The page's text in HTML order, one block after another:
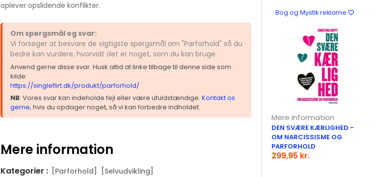
oplever opslidende konflikter.
Om spørgsmål og svar:
Vi forsøger at besvare de vigtigste spørgsmål om "Parforhold" så du
bedre kan vurdere, hvorvidt det er noget, som du kan bruge.
Anvend gerne disse svar. Husk altid at linke tilbage til denne side som
kilde:
https://singleflirt.dk/produkt/parforhold/
NB: Vores svar kan indeholde fejl eller være ufuldstændige. Kontakt os
gerne, hvis du opdager noget, så vi kan forbedre indholdet.
Mere information
Kategorier : [Parforhold] [Selvudvikling]
Bog og Mystik reklame
Mere information
DEN SVÆRE KÆRLIGHED -
OM NARCISSISME OG
PARFORHOLD
299,95 kr.